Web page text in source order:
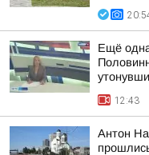
Ещё
12:43
Антон